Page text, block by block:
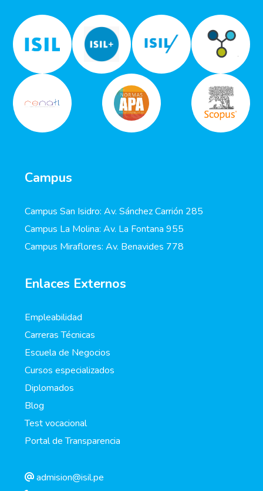
Campus
Campus San Isidro: Av. Sánchez Carrión 285
Campus La Molina: Av. La Fontana 955
Campus Miraflores: Av. Benavides 778
Enlaces Externos
Empleabilidad
Carreras Técnicas
Escuela de Negocios
Cursos especializados
Diplomados
Blog
Test vocacional
Portal de Transparencia
admision@isil.pe